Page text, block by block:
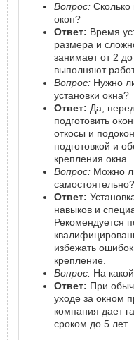
Вопрос: Сколько
окон?
Ответ: Время
размера и
занимает от 2
выполняют
Вопрос: Нужно
установки окна?
Ответ: Да,
подготовить
откосы и
подготовкой и
крепления окна.
Вопрос: Можно
самостоятельно?
Ответ:
навыков и
Рекомендуется
избежать
крепление.
Вопрос: На
Ответ: При
уходе за окном
компания дает
сроком до 5 лет.